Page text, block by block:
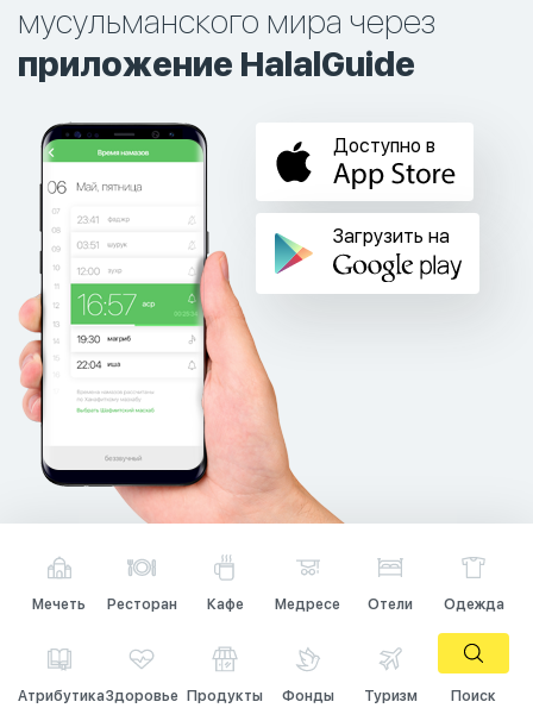
мусульманского мира через
приложение HalalGuide
Доступно в
Загрузить на
Мечеть Ресторан Кафе Медресе Отели Одежда
АтрибутикаЗдоровье Продукты Фонды Туризм Поиск